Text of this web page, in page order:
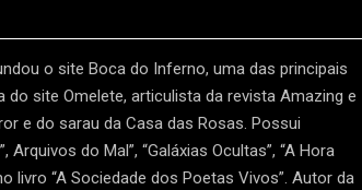
o site Boca do Inferno, uma das principais
site Omelete, articulista da revista Amazing e
e do sarau da Casa das Rosas. Possui
do Mal”, “Galáxias Ocultas”, “A Hora
livro “A Sociedade dos Poetas Vivos”. Autor da